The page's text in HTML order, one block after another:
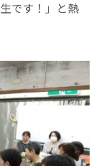
です！」と熱